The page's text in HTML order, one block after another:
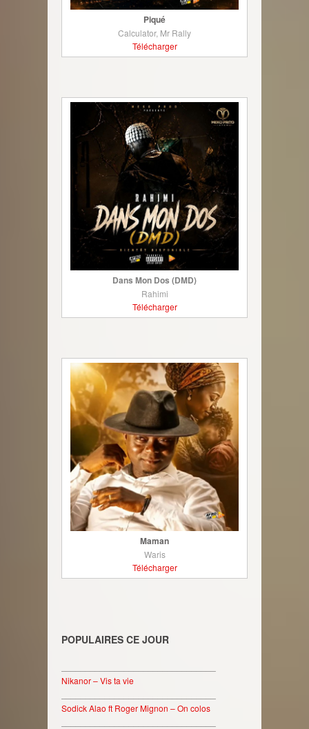
Piqué
Calculator, Mr Rally
Télécharger
Dans Mon Dos (DMD)
Rahimi
Télécharger
Maman
Waris
Télécharger
POPULAIRES CE JOUR
Nikanor – Vis ta vie
Sodick Alao ft Roger Mignon – On colos